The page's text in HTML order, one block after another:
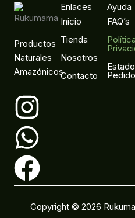
Productos
Naturales
Amazónicos
I
n
s
t
W
h
a
t
F
a
c
e
Enlaces
Inicio
Tienda
Nosotros
Contacto
Ayuda
FAQ’s
Pedido
Copyright © 2026